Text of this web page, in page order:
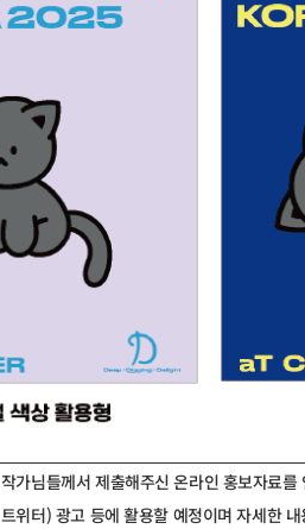
작가님들께서 제출해주신 온라인 홍보자료
트위터) 광고 등에 활용할 예정이며 자세한